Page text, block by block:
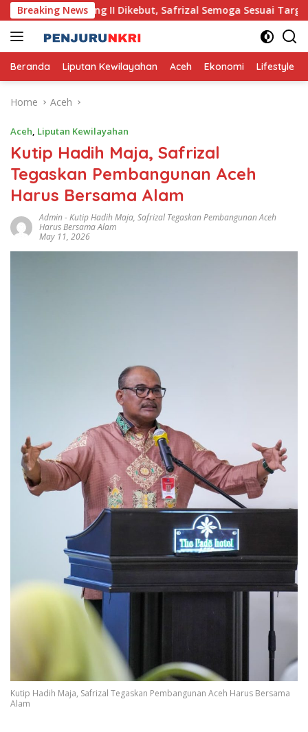
Skip
to
content
Breaking News
Lhong II Dikebut, Safrizal Semoga Sesuai Target
Beranda Liputan Kewilayahan Aceh Ekonomi Lifestyle
Home Aceh
Aceh, Liputan Kewilayahan
Kutip Hadih Maja, Safrizal
Tegaskan Pembangunan Aceh
Harus Bersama Alam
Admin-Kutip Hadih Maja, Safrizal Tegaskan Pembangunan Aceh
Harus Bersama Alam
May 11, 2026
Kutip Hadih Maja, Safrizal Tegaskan Pembangunan Aceh Harus Bersama
Alam